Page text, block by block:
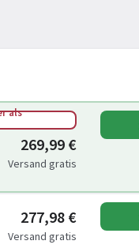
als
269,99 €
Versand gratis
277,98 €
Versand gratis